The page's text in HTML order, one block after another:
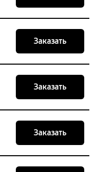
Заказать
Заказать
Заказать